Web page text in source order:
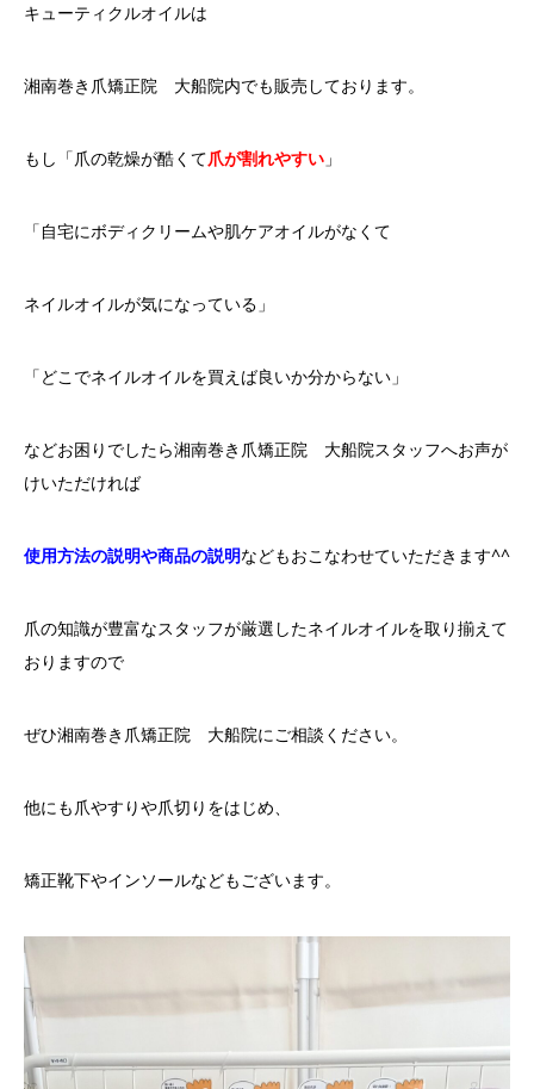
キューティクルオイルは
湘南巻き爪矯正院 大船院内でも販売しております。
もし「爪の乾燥が酷くて爪が割れやすい 」
「自宅にボディクリームや肌ケアオイルがなくて
ネイルオイルが気になっている」
「どこでネイルオイルを買えば良いか分からない」
などお困りでしたら湘南巻き爪矯正院 大船院スタッフへお声が
けいただければ
使用方法の説明や商品の説明などもおこなわせていただきます^^
爪の知識が豊富なスタッフが厳選したネイルオイルを取り揃えて
おりますので
ぜひ湘南巻き爪矯正院 大船院にご相談ください。
他にも爪やすりや爪切りをはじめ、
矯正靴下やインソールなどもございます。